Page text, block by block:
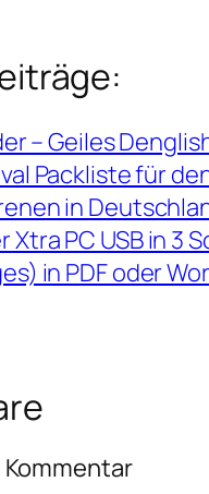
– Geiles
Packliste für
in
Xtra PC USB in 3
in PDF oder